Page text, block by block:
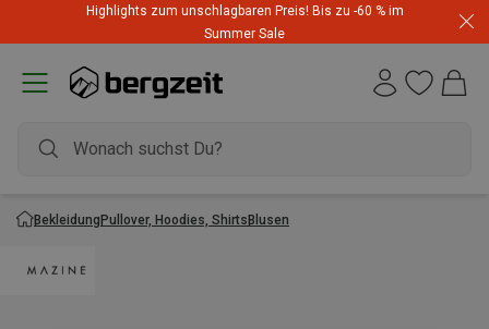
Highlights zum unschlagbaren Preis! Bis zu -60 % im
Summer Sale
BekleidungPullover, Hoodies, ShirtsBlusen